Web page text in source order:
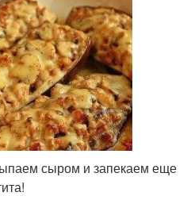
сыром и запекаем еще